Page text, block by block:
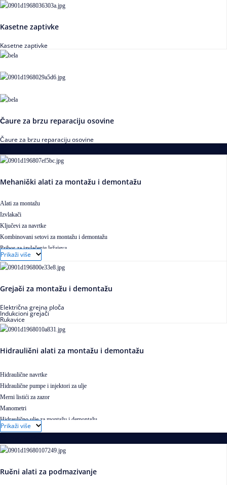
Kasetne zaptivke
Kasetne zaptivke
Čaure za brzu reparaciju osovine
Čaure za brzu reparaciju osovine
Mehanički alati za montažu i demontažu
Alati za montažu
Izvlakači
Ključevi za navrtke
Kombinovani setovi za montažu i demontažu
Pribor za izvlačenje ležajeva
Prikaži više
Grejači za montažu i demontažu
Električna grejna ploča
Indukcioni grejači
Rukavice
Hidraulični alati za montažu i demontažu
Hidraulične navrtke
Hidraulične pumpe i injektori za ulje
Merni listići za zazor
Manometri
Hidraulično ulje za montažu i demontažu
Prikaži više
Ručni alati za podmazivanje